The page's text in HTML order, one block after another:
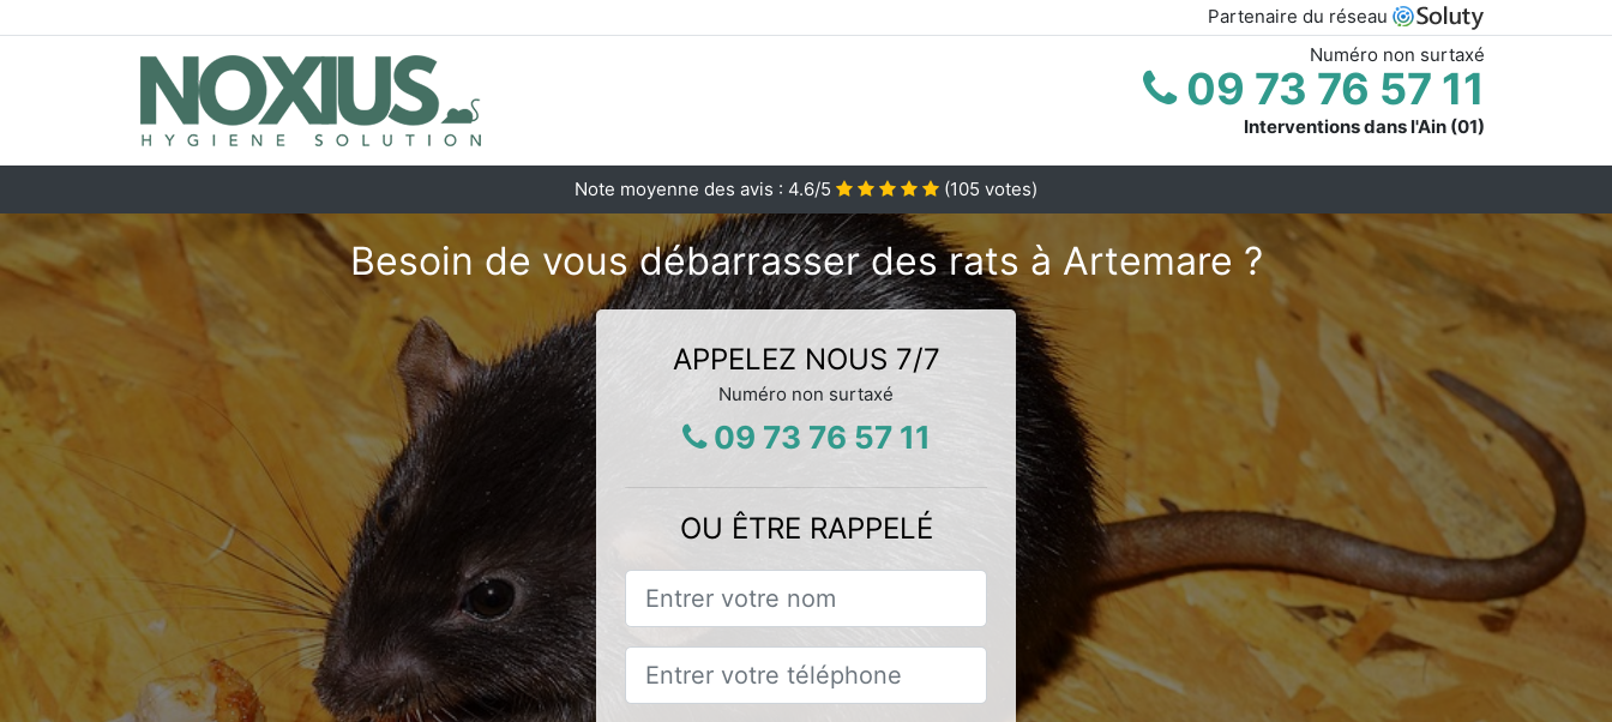
Partenaire du réseau
Numéro non surtaxé
09 73 76 57 11
Interventions dans l'Ain (01)
Note moyenne des avis : 4.6/5 (105 votes)
Besoin de vous débarrasser des rats à Artemare ?
APPELEZ NOUS 7/7
Numéro non surtaxé
09 73 76 57 11
OU ÊTRE RAPPELÉ